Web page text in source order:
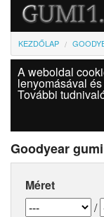
Gumi
Felni
Szolgáltatások
Bejelentkezés
KEZDŐLAP
A weboldal
lenyomásával
További
Goodyear
Méret
/